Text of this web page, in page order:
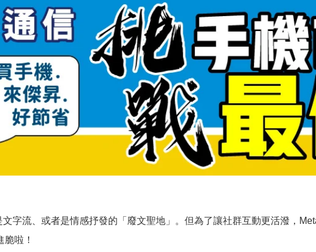
流、或者是情感抒發的「廢文聖地」。但為了讓社群互動更活潑，
啦！